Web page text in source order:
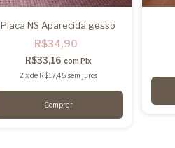
Placa NS Aparecida gesso
R$34,90
R$33,16 com Pix
2 xde R$17,45 sem juros